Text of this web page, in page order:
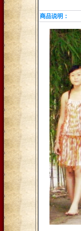
商品说明：